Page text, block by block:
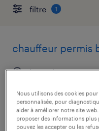
filtre 1
chauffeur permis
luxembourg
Nous utilisons des cookies
personnalisée, pour
aider à améliorer notre site
proposer des informations plus
pouvez les accepter ou les